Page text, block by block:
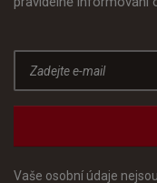
Vaše osobní údaje